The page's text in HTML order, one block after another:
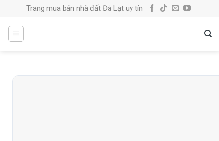
content
Trang mua bán nhà đất Đà Lạt uy tín